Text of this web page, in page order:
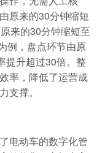
原来的30分钟缩短
来的30分钟缩短至
例，盘点环节由原
提升超过30倍。整
率，降低了运营成
支撑。
电动车的数字化管